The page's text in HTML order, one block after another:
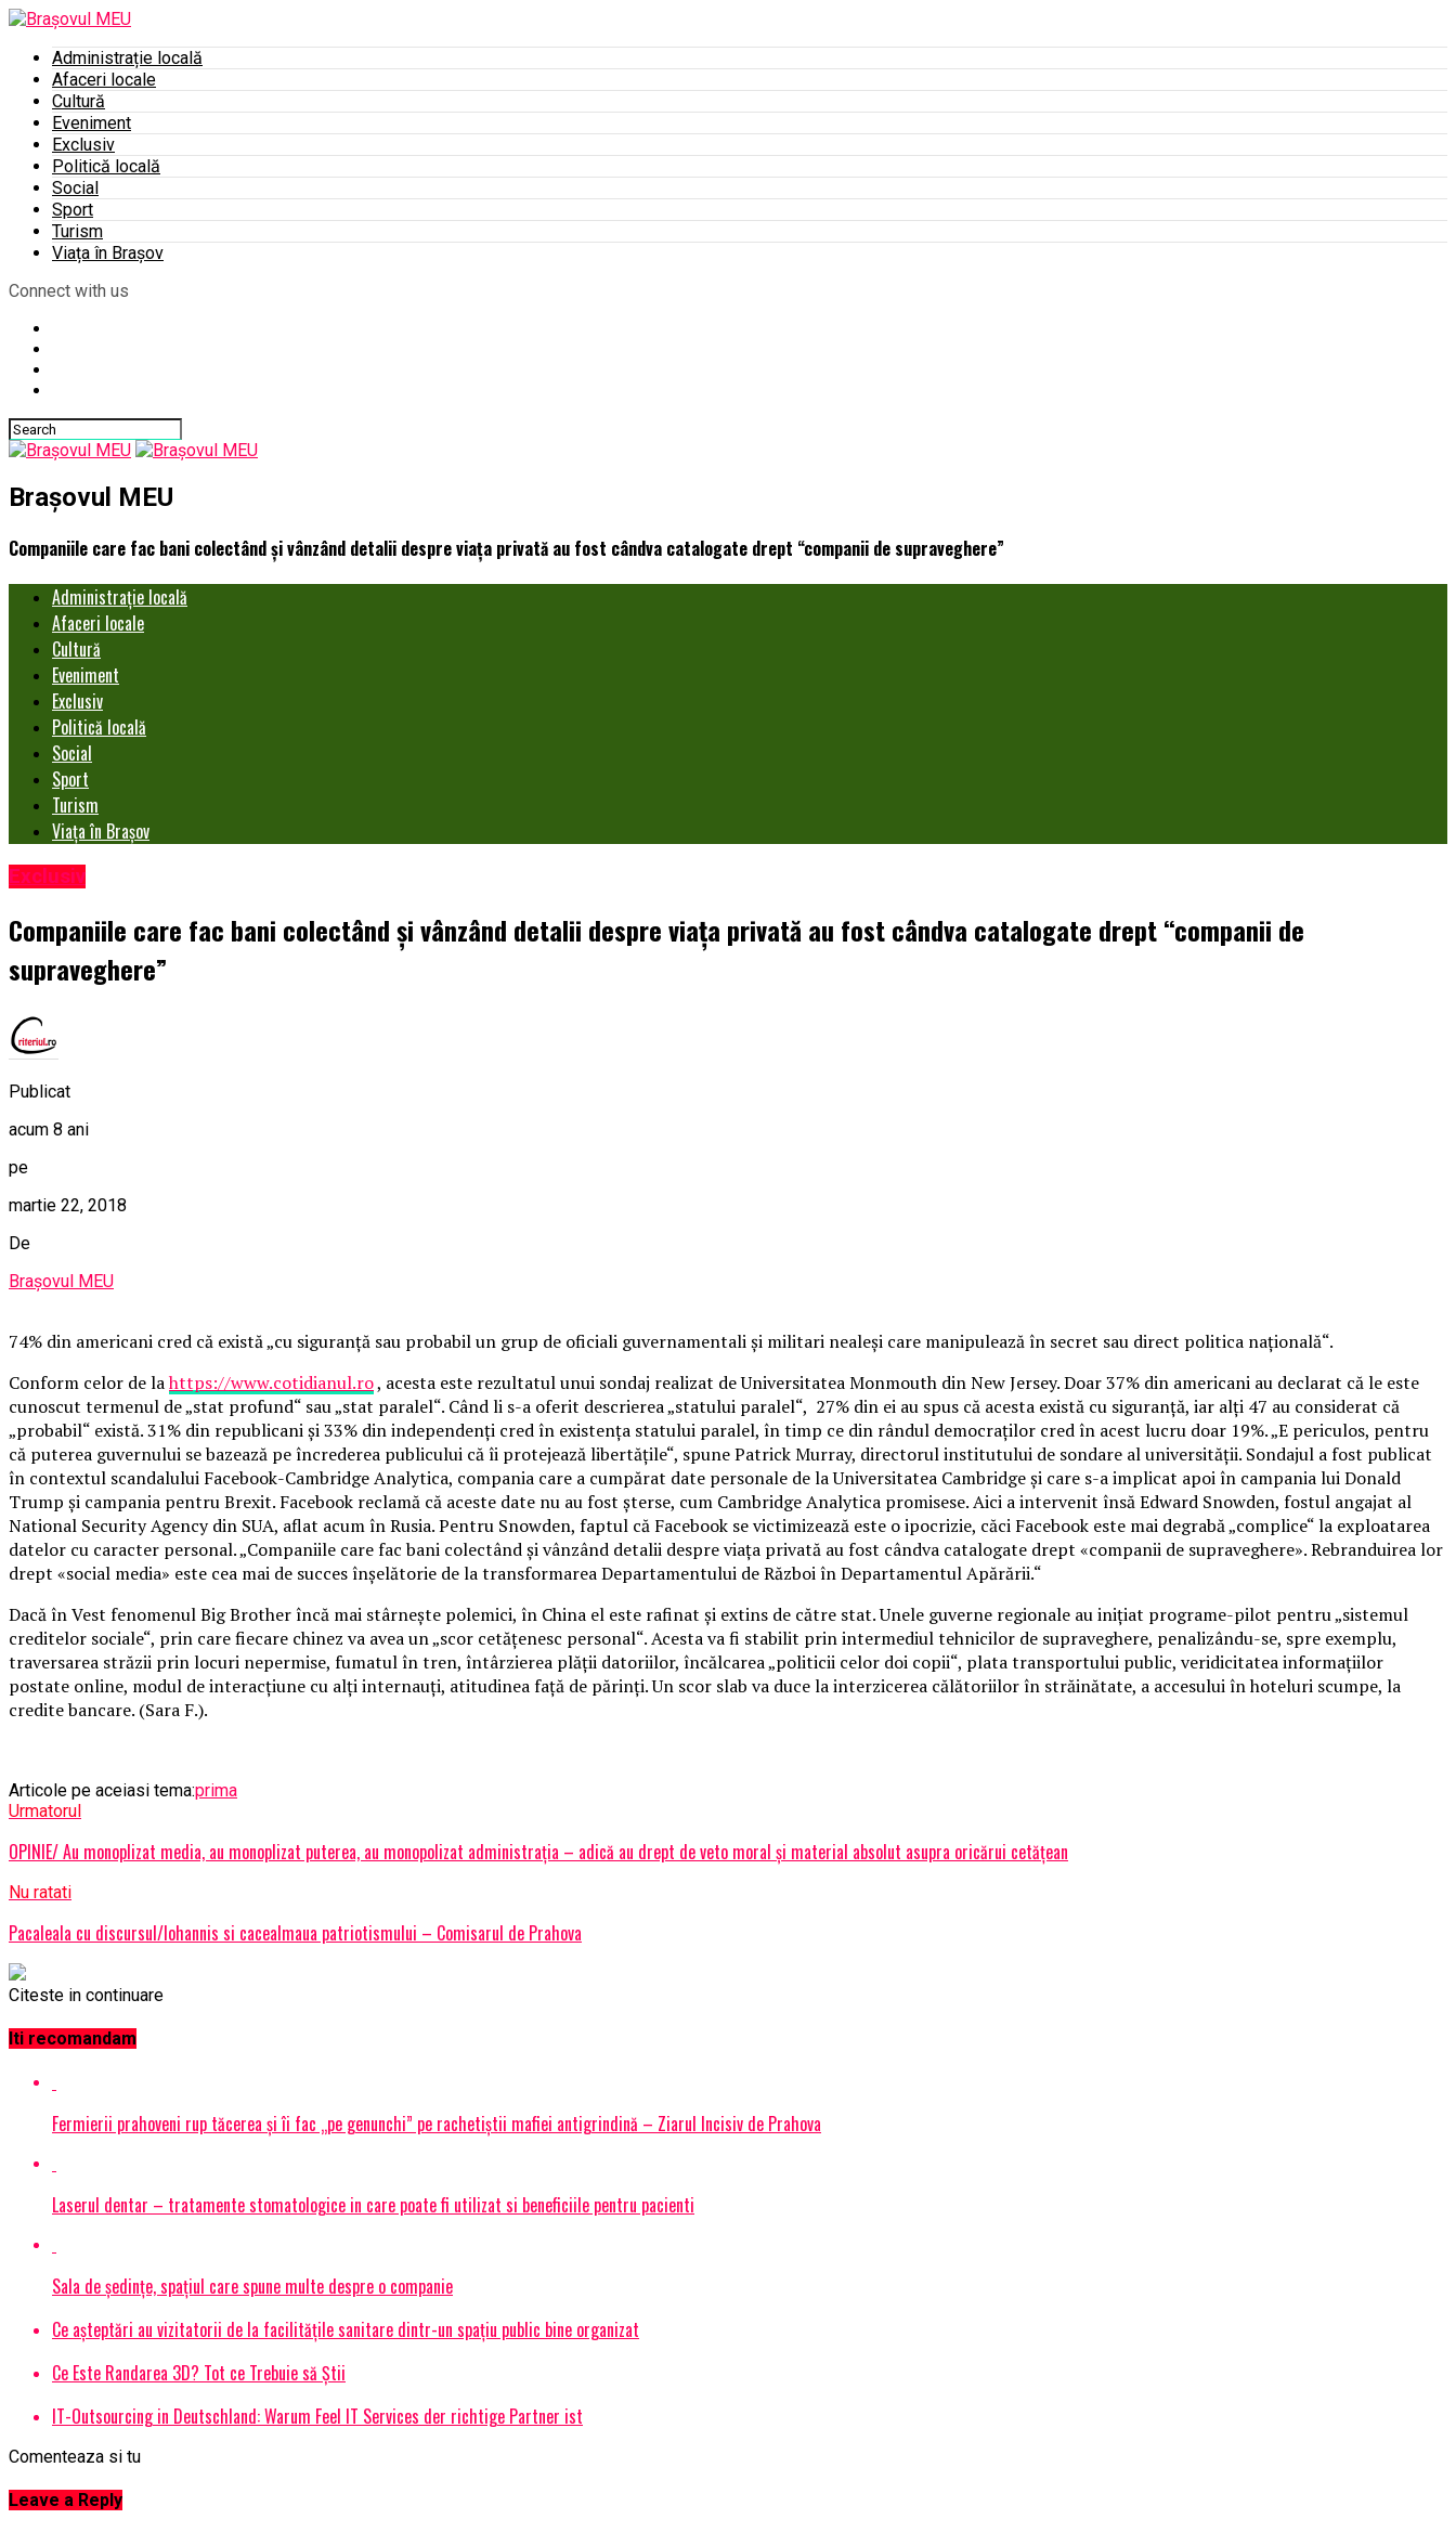
Administrație locală
Afaceri locale
Cultură
Eveniment
Exclusiv
Politică locală
Social
Sport
Turism
Viața în Brașov
Connect with us
Brașovul MEU
Companiile care fac bani colectând și vânzând detalii despre viața privată au fost cândva catalogate drept “companii de supraveghere”
Administrație locală
Afaceri locale
Cultură
Eveniment
Exclusiv
Politică locală
Social
Sport
Turism
Viața în Brașov
Exclusiv
Companiile care fac bani colectând și vânzând detalii despre viața privată au fost cândva catalogate drept “companii de
supraveghere”
Publicat
acum 8 ani
pe
martie 22, 2018
De
Brașovul MEU
74% din americani cred că există „cu siguranță sau probabil un grup de oficiali guvernamentali și militari nealeși care manipulează în secret sau direct politica națională“.
Conform celor de lahttps://www.cotidianul.ro, acesta este rezultatul unui sondaj realizat de Universitatea Monmouth din New Jersey. Doar 37% din americani au declarat că le este
cunoscut termenul de „stat profund“ sau „stat paralel“. Când li s-a oferit descrierea „statului paralel“, 27% din ei au spus că acesta există cu siguranță, iar alți 47 au considerat că
„probabil“ există. 31% din republicani și 33% din independenți cred în existența statului paralel, în timp ce din rândul democraților cred în acest lucru doar 19%. „E periculos, pentru
că puterea guvernului se bazează pe încrederea publicului că îi protejează libertățile“, spune Patrick Murray, directorul institutului de sondare al universității. Sondajul a fost publicat
în contextul scandalului Facebook-Cambridge Analytica, compania care a cumpărat date personale de la Universitatea Cambridge și care s-a implicat apoi în campania lui Donald
Trump și campania pentru Brexit. Facebook reclamă că aceste date nu au fost șterse, cum Cambridge Analytica promisese. Aici a intervenit însă Edward Snowden, fostul angajat al
National Security Agency din SUA, aflat acum în Rusia. Pentru Snowden, faptul că Facebook se victimizează este o ipocrizie, căci Facebook este mai degrabă „complice“ la exploatarea
datelor cu caracter personal. „Companiile care fac bani colectând și vânzând detalii despre viața privată au fost cândva catalogate drept «companii de supraveghere». Rebranduirea lor
drept «social media» este cea mai de succes înșelătorie de la transformarea Departamentului de Război în Departamentul Apărării.“
Dacă în Vest fenomenul Big Brother încă mai stârnește polemici, în China el este rafinat și extins de către stat. Unele guverne regionale au inițiat programe-pilot pentru „sistemul
creditelor sociale“, prin care fiecare chinez va avea un „scor cetățenesc personal“. Acesta va fi stabilit prin intermediul tehnicilor de supraveghere, penalizându-se, spre exemplu,
traversarea străzii prin locuri nepermise, fumatul în tren, întârzierea plății datoriilor, încălcarea „politicii celor doi copii“, plata transportului public, veridicitatea informațiilor
postate online, modul de interacțiune cu alți internauți, atitudinea față de părinți. Un scor slab va duce la interzicerea călătoriilor în străinătate, a accesului în hoteluri scumpe, la
credite bancare. (Sara F.).
Articole pe aceiasi tema:prima
Urmatorul
OPINIE/ Au monoplizat media, au monoplizat puterea, au monopolizat administrația – adică au drept de veto moral și material absolut asupra oricărui cetățean
Nu ratati
Pacaleala cu discursul/Iohannis si cacealmaua patriotismului – Comisarul de Prahova
Citeste in continuare
Iti recomandam
Fermierii prahoveni rup tăcerea și îi fac „pe genunchi” pe rachetiștii mafiei antigrindină – Ziarul Incisiv de Prahova
Laserul dentar – tratamente stomatologice in care poate fi utilizat si beneficiile pentru pacienti
Sala de ședințe, spațiul care spune multe despre o companie
Ce așteptări au vizitatorii de la facilitățile sanitare dintr-un spațiu public bine organizat
Ce Este Randarea 3D? Tot ce Trebuie să Știi
IT-Outsourcing in Deutschland: Warum Feel IT Services der richtige Partner ist
Comenteaza si tu
Leave a Reply